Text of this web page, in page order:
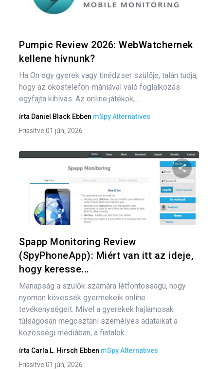
Pumpic Review 2026: WebWatchernek
kellene hívnunk?
Ha Ön egy gyerek vagy tinédzser szülője, talán tudja,
hogy az okostelefon-mániával való foglalkozás
egyfajta kihívás. Az online játékok,...
írta Daniel Black Ebben mSpy Alternatives
Frissítve 01 jún, 2026
Oszd
Spapp Monitoring Review
(SpyPhoneApp): Miért van itt az ideje,
hogy keresse...
Manapság a szülők számára létfontosságú, hogy
nyomon kövessék gyermekeik online
tevékenységeit. Mivel a gyerekek hajlamosak
túlságosan megosztani személyes adataikat a
közösségi médiában, a fiatalok...
írta Carla L. Hirsch Ebben mSpy Alternatives
Frissítve 01 jún, 2026